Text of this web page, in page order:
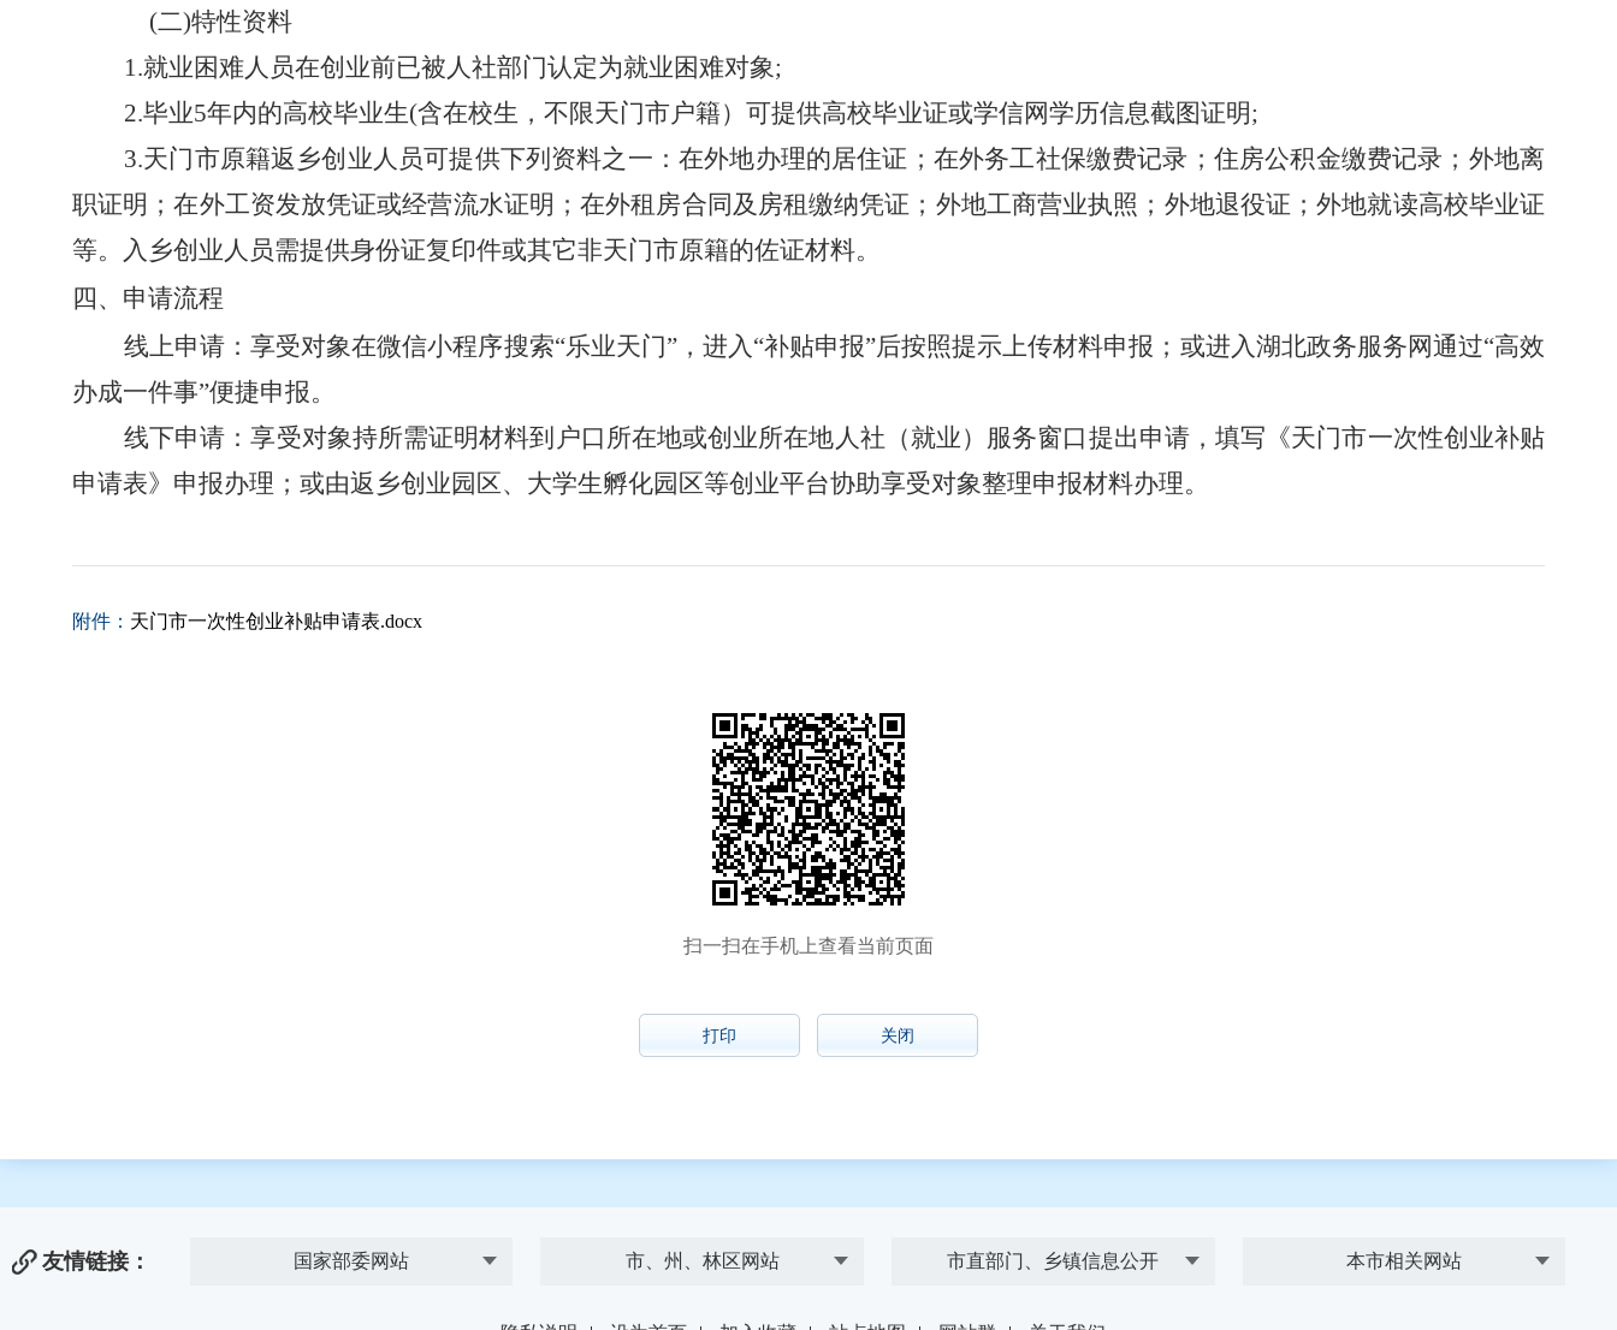
(二)特性资料
1.就业困难人员在创业前已被人社部门认定为就业困难对象;
2.毕业5年内的高校毕业生(含在校生， 不限天门市户籍）可提供高校毕业证或学信网学历信息截图证明;
3.天门市原籍返乡创业人员可提供下列资料之一：在外地办理的居住证 ；在外务工社保缴费记录；住房公积金缴费记录； 外地离
职证明 ；在外工资发放凭证或经营流水证明；在外租房合同及房租缴纳凭证； 外地工商营业执照 ； 外地退役证 ；外地就读高校毕业证
等。
入乡创业人员需提供身份证复印件或其它非天门市原籍的佐证材料。
四、 申请流程
线上申请：享受对象在微信小程序搜索“乐业天门”，进入“补贴申报”后按照提示上传材料申报；或进入湖北政务服务网通过“高效
办成一件事”便捷申报。
线下申请：享受对象持所需证明材料到 户口所在地或创业所在地人社（就业）服务窗口提出申请，填写《天门市一次性创业补贴
申请表》 申报办理；或由返乡创业园区、大学生孵化园区等创业平台协助享受对象整理申报材料办理。
附件： 天门市一次性创业补贴申请表.docx
扫一扫在手机上查看当前页面
打印 关闭
友情链接： 国家部委网站 市、州、林区网站 市直部门、乡镇信息公开 本市相关网站